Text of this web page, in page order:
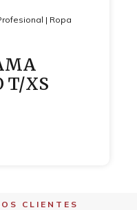
| Ropa
T/XS
CLIENTES